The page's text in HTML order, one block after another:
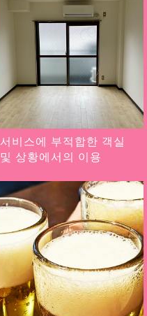
서비스에 부적합한 객실
및 상황에서의 이용